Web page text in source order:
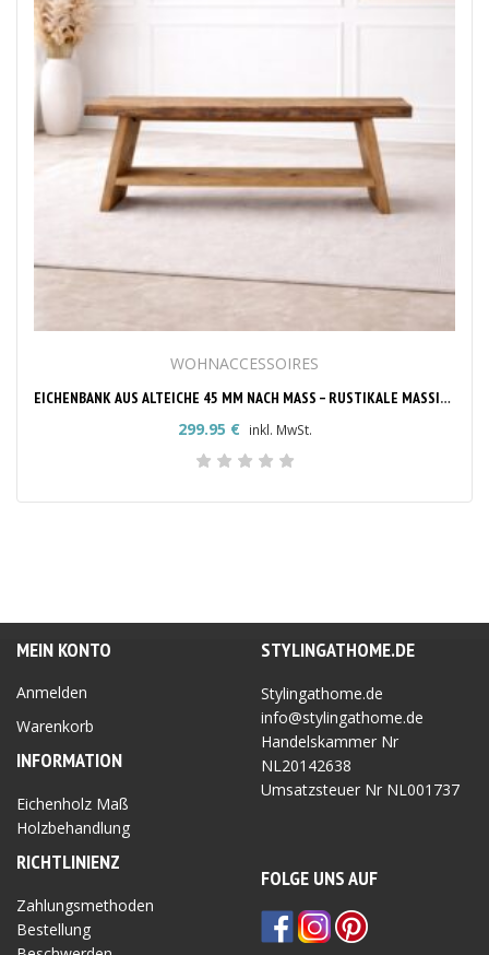
WOHNACCESSOIRES
EICHENBANK AUS ALTEICHE 45 MM NACH MASS – RUSTIKALE MASSIVHOLZBANK
299.95 € inkl. MwSt.
MEIN KONTO
Anmelden
Warenkorb
INFORMATION
Eichenholz Maß
Holzbehandlung
RICHTLINIENZ
Zahlungsmethoden
Bestellung
STYLINGATHOME.DE
Stylingathome.de
info@stylingathome.de
Handelskammer Nr
NL20142638
Umsatzsteuer Nr NL001737
FOLGE UNS AUF